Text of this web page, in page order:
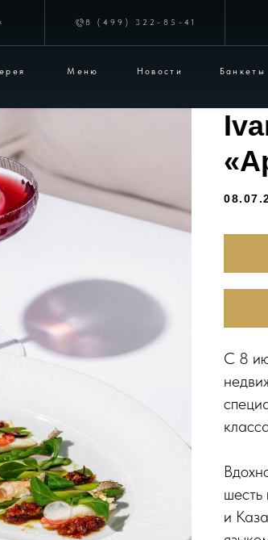
8 (499) 322-85-41
С 8
и